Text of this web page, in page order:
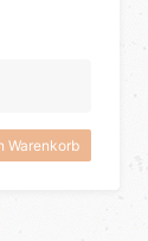
Warenkorb